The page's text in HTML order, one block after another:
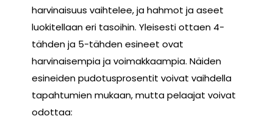
harvinaisuus vaihtelee, ja hahmot ja aseet
luokitellaan eri tasoihin. Yleisesti ottaen 4-
tähden ja 5-tähden esineet ovat
harvinaisempia ja voimakkaampia. Näiden
esineiden pudotusprosentit voivat vaihdella
tapahtumien mukaan, mutta pelaajat voivat
odottaa: